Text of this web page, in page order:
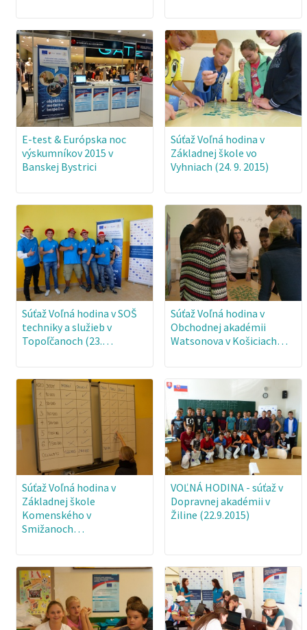
E-test & Európska noc
výskumníkov 2015 v
Banskej Bystrici
Súťaž Voľná hodina v
Základnej škole vo
Vyhniach (24. 9. 2015)
Súťaž Voľná hodina v SOŠ
techniky a služieb v
Topoľčanoch (23.…
Súťaž Voľná hodina v
Obchodnej akadémii
Watsonova v Košiciach…
Súťaž Voľná hodina v
Základnej škole
Komenského v
Smižanoch…
VOĽNÁ HODINA - súťaž v
Dopravnej akadémii v
Žiline (22.9.2015)